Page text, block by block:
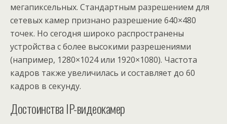
мегапиксельных. Стандартным разрешением для
сетевых камер признано разрешение 640×480
точек. Но сегодня широко распространены
устройства с более высокими разрешениями
(например, 1280×1024 или 1920×1080). Частота
кадров также увеличилась и составляет до 60
кадров в секунду.
Достоинства IP-видеокамер